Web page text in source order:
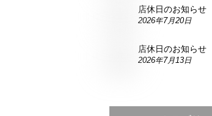
店休日のお知らせ
2026年7月20日
店休日のお知らせ
2026年7月13日